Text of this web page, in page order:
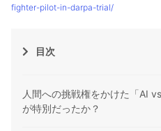
fighter-pilot-in-darpa-trial/
目次
人間への挑戦権をかけた「AI
が特別だったか？